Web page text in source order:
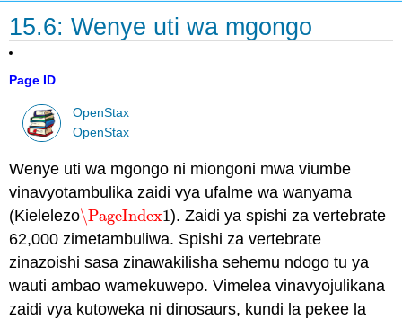
15.6: Wenye uti wa mgongo
Page ID
OpenStax
OpenStax
Wenye uti wa mgongo ni miongoni mwa viumbe
vinavyotambulika zaidi vya ufalme wa wanyama
(Kielelezo\PageIndex1
\PageIndex1). Zaidi ya spishi za vertebrate
62,000 zimetambuliwa. Spishi za vertebrate
zinazoishi sasa zinawakilisha sehemu ndogo tu ya
wauti ambao wamekuwepo. Vimelea vinavyojulikana
zaidi vya kutoweka ni dinosaurs, kundi la pekee la